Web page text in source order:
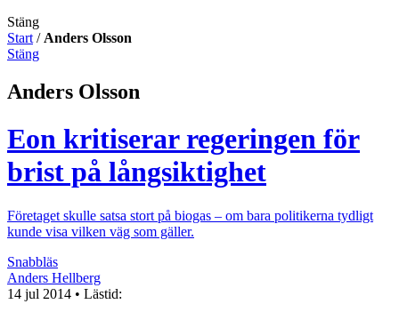
Stäng
Start / Anders Olsson
Stäng
Anders Olsson
Eon kritiserar regeringen för
brist på långsiktighet
Företaget skulle satsa stort på biogas – om bara politikerna tydligt
kunde visa vilken väg som gäller.
Snabbläs
Anders Hellberg
14 jul 2014 • Lästid: